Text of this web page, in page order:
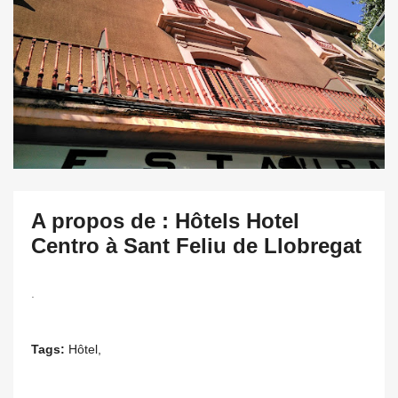
A propos de : Hôtels Hotel
Centro à Sant Feliu de Llobregat
Tags: Hôtel,